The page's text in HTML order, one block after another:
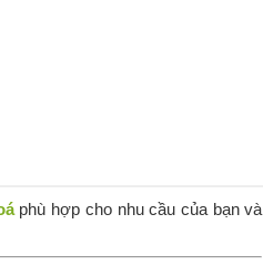
phù hợp cho nhu cầu của bạn và